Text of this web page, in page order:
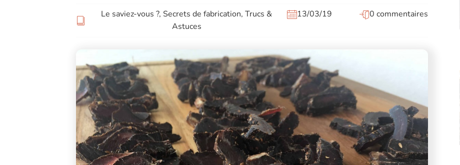
Le saviez-vous ?, Secrets de fabrication,Trucs &
Astuces
13/03/19 0 commentaires